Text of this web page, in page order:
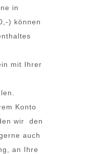
in
) können
mit Ihrer
Konto
wir den
auch
an Ihre